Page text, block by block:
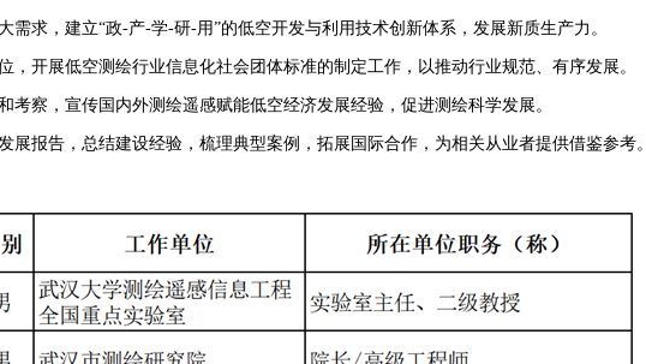
求，建立“政-产-学-研-用”的低空开发与利用技术创新体系，发展新质生产力。
开展低空测绘行业信息化社会团体标准的制定工作，以推动行业规范、有序发展。
察，宣传国内外测绘遥感赋能低空经济发展经验，促进测绘科学发展。
报告，总结建设经验，梳理典型案例，拓展国际合作，为相关从业者提供借鉴参考。